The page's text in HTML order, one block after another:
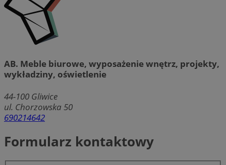
AB. Meble biurowe, wyposażenie wnętrz, projekty,
wykładziny, oświetlenie
44-100 Gliwice
ul. Chorzowska 50
690214642
Formularz kontaktowy